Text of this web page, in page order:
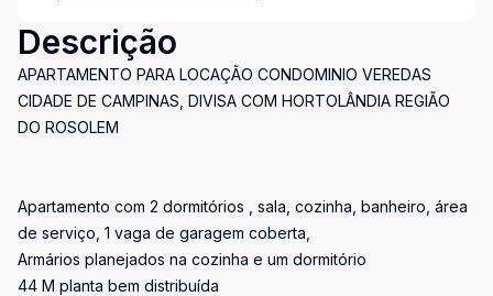
Descrição
APARTAMENTO PARA LOCAÇÃO CONDOMINIO VEREDAS
CIDADE DE CAMPINAS, DIVISA COM HORTOLÂNDIA REGIÃO
DO ROSOLEM
Apartamento com 2 dormitórios , sala, cozinha, banheiro, área
de serviço, 1 vaga de garagem coberta,
Armários planejados na cozinha e um dormitório
44 M planta bem distribuída